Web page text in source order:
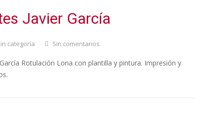
Javier García
categoría Sin comentarios
Rotulación Lona con plantilla y pintura. Impresión y